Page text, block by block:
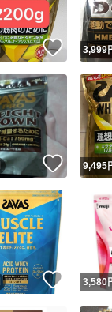
安心
いいね
3,999
いいね
9,495
いいね
3,580